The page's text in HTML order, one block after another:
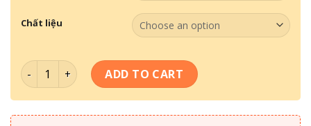
Chất liệu
Bộ 3 Tranh Phong Cảnh PC-020 quantity
ADD TO CART